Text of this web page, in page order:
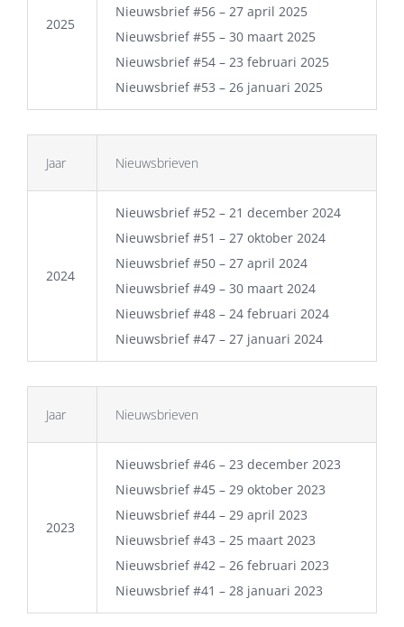
2025
Nieuwsbrief #56 – 27 april 2025
Nieuwsbrief #55 – 30 maart 2025
Nieuwsbrief #54 – 23 februari 2025
Nieuwsbrief #53 – 26 januari 2025
Jaar Nieuwsbrieven
2024
Nieuwsbrief #52 – 21 december 2024
Nieuwsbrief #51 – 27 oktober 2024
Nieuwsbrief #50 – 27 april 2024
Nieuwsbrief #49 – 30 maart 2024
Nieuwsbrief #48 – 24 februari 2024
Nieuwsbrief #47 – 27 januari 2024
Jaar Nieuwsbrieven
2023
Nieuwsbrief #46 – 23 december 2023
Nieuwsbrief #45 – 29 oktober 2023
Nieuwsbrief #44 – 29 april 2023
Nieuwsbrief #43 – 25 maart 2023
Nieuwsbrief #42 – 26 februari 2023
Nieuwsbrief #41 – 28 januari 2023